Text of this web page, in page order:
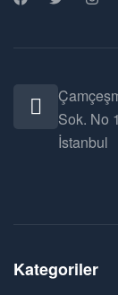
Sok. No
İstanbul
Kategoriler